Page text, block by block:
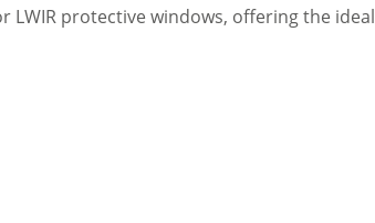
LWIR protective windows, offering the ideal